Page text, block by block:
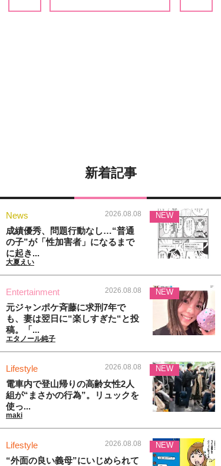
新着記事
News 2026.08.08
成績優秀、問題行動なし…“普通
の子”が「性加害者」になるまで
に起き...
大夏えい
NEW
Entertainment 2026.08.08
元ジャンポケ斉藤に求刑7年で
も、妻は翌日に“楽しすぎた“と投
稿。「...
エタノール純子
NEW
Lifestyle 2026.08.08
電車内で登山帰りの高齢女性2人
組が“まさかの行為”。リュックを
使っ...
maki
NEW
Lifestyle 2026.08.08
“外面の良い義母”にいじめられて
NEW